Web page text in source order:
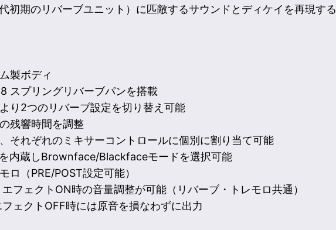
初期のリバーブユニット）に匹敵するサウンドとディケイを再現する
製ボディ
スプリングリバーブパンを搭載
り2つのリバーブ設定を切り替え可能
残響時間を調整
それぞれのミキサーコントロールに個別に割り当て可能
内蔵しBrownface/Blackfaceモードを選択可能
ロ（PRE/POST設定可能）
フェクトON時の音量調整が可能（リバーブ・トレモロ共通）
ェクトOFF時には原音を損なわずに出力